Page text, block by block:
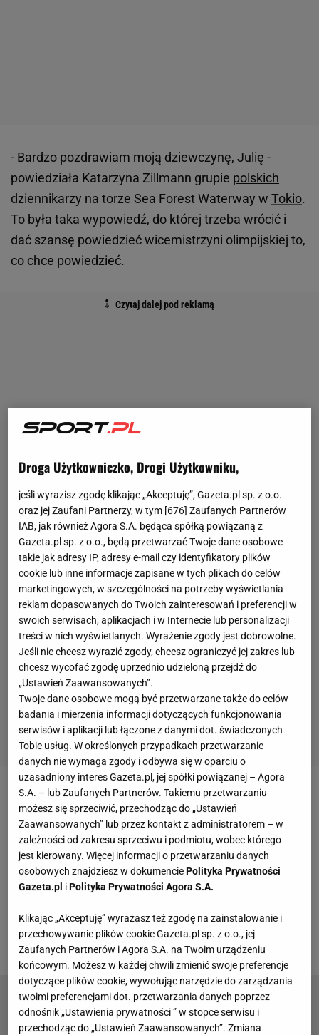
- Bardzo pozdrawiam moją dziewczynę, Julię -
powiedziała Katarzyna Zillmann grupie polskich
dziennikarzy na torze Sea Forest Waterway w Tokio.
To była taka wypowiedź, do której trzeba wrócić i
dać szansę powiedzieć wicemistrzyni olimpijskiej to,
co chce powiedzieć.
Zobacz wideoMarzyła o medalu igrzysk, odpadła w
1/8 finału. "Przeszkoda nie do pokonania"
Z Katarzyną Zillmann spotkaliśmy się w wiosce
olimpijskiej kilka godzin po sukcesie jej i koleżanek
małej grupce - Kasia oraz dziennikarze Sport.pl, WP
SportowychFaktów i Onetu.
Znakomita sytuacja polskich siatkarzy!
Ćwierćfinał z najłatwiejszym rywalem?
Droga Użytkowniczko, Drogi Użytkowniku,
jeśli wyrazisz zgodę klikając „Akceptuję”, Gazeta.pl sp. z o.o.
oraz jej Zaufani Partnerzy, w tym [676] Zaufanych Partnerów
IAB, jak również Agora S.A. będąca spółką powiązaną z
Gazeta.pl sp. z o.o., będą przetwarzać Twoje dane osobowe
takie jak adresy IP, adresy e-mail czy identyfikatory plików
cookie lub inne informacje zapisane w tych plikach do celów
marketingowych, w szczególności na potrzeby wyświetlania
reklam dopasowanych do Twoich zainteresowań i preferencji w
swoich serwisach, aplikacjach i w Internecie lub personalizacji
treści w nich wyświetlanych. Wyrażenie zgody jest dobrowolne.
Jeśli nie chcesz wyrazić zgody, chcesz ograniczyć jej zakres lub
chcesz wycofać zgodę uprzednio udzieloną przejdź do
„Ustawień Zaawansowanych”.
Twoje dane osobowe mogą być przetwarzane także do celów
badania i mierzenia informacji dotyczących funkcjonowania
serwisów i aplikacji lub łączone z danymi dot. świadczonych
Tobie usług. W określonych przypadkach przetwarzanie
danych nie wymaga zgody i odbywa się w oparciu o
uzasadniony interes Gazeta.pl, jej spółki powiązanej – Agora
S.A. – lub Zaufanych Partnerów. Takiemu przetwarzaniu
możesz się sprzeciwić, przechodząc do „Ustawień
Zaawansowanych” lub przez kontakt z administratorem – w
zależności od zakresu sprzeciwu i podmiotu, wobec którego
jest kierowany. Więcej informacji o przetwarzaniu danych
osobowych znajdziesz w dokumenciePolityka Prywatności
Gazeta.pl iPolityka Prywatności Agora S.A.
Klikając „Akceptuję” wyrażasz też zgodę na zainstalowanie i
przechowywanie plików cookie Gazeta.pl sp. z o.o., jej
Zaufanych Partnerów i Agora S.A. na Twoim urządzeniu
końcowym. Możesz w każdej chwili zmienić swoje preferencje
dotyczące plików cookie, wywołując narzędzie do zarządzania
twoimi preferencjami dot. przetwarzania danych poprzez
odnośnik „Ustawienia prywatności ” w stopce serwisu i
przechodząc do „Ustawień Zaawansowanych”. Zmiana